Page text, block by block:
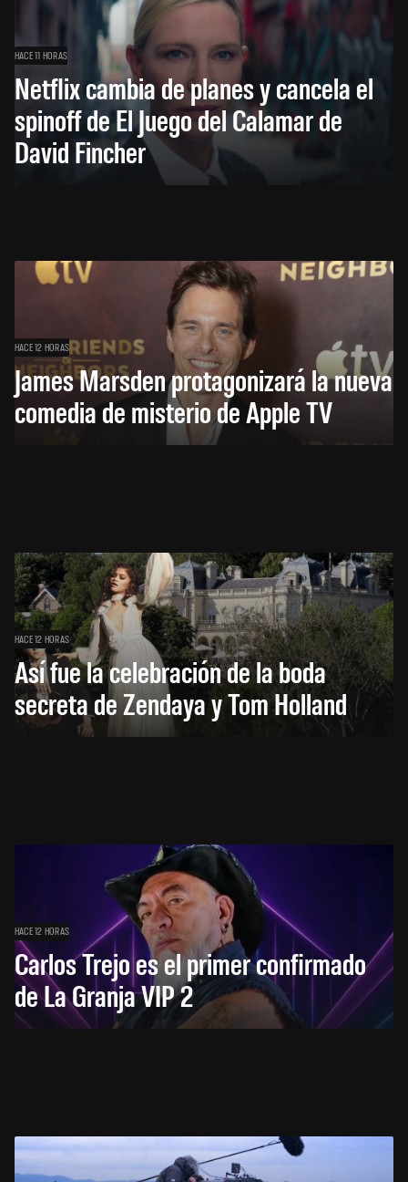
HACE 11 HORAS
Netflix cambia de planes y cancela el
spinoff de El Juego del Calamar de
David Fincher
HACE 12 HORAS
James Marsden protagonizará la nueva
comedia de misterio de Apple TV
HACE 12 HORAS
Así fue la celebración de la boda
secreta de Zendaya y Tom Holland
HACE 12 HORAS
Carlos Trejo es el primer confirmado
de La Granja VIP 2